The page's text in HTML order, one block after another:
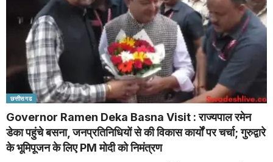
छत्तीसगढ
Governor Ramen Deka Basna Visit : राज्यपाल रमेन
डेका पहुंचे बसना, जनप्रतिनिधियों से की विकास कार्यों पर चर्चा; गुरुद्वारे
के भूमिपूजन के लिए PM मोदी को निमंत्रण